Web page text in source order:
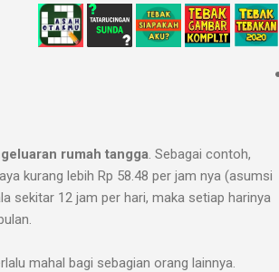
rumah tangga . Sebagai contoh,
kurang lebih Rp 58.48 per jam nya (asumsi
sekitar 12 jam per hari, maka setiap harinya
mahal bagi sebagian orang lainnya.